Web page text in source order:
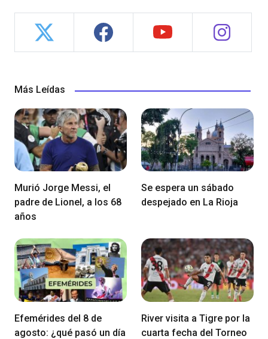
Más Leídas
Murió Jorge Messi, el
padre de Lionel, a los 68
años
Se espera un sábado
despejado en La Rioja
Efemérides del 8 de
agosto: ¿qué pasó un día
River visita a Tigre por la
cuarta fecha del Torneo